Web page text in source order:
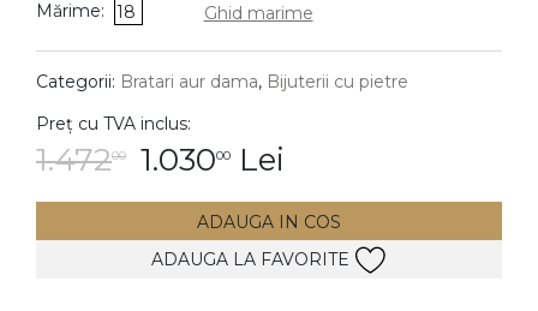
DIAMANTE Vezi toate
Cercei
Mărime: 18 Ghid marime
Categorii: Bratari aur dama, Bijuterii cu pietre
Preț cu TVA inclus:
1.47200 1.03000 Lei
ADAUGA IN COS
ADAUGA LA FAVORITE